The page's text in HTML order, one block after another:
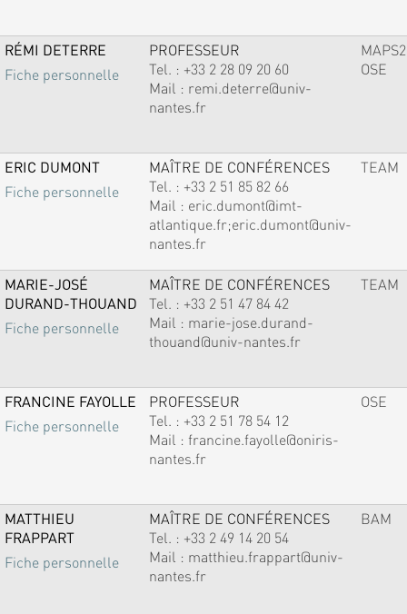
RÉMI DETERRE
Fiche personnelle
PROFESSEUR
Tel. : +33 2 28 09 20 60
Mail : remi.deterre@univ-
nantes.fr
MAPS2
OSE
ERIC DUMONT
Fiche personnelle
MAÎTRE DE CONFÉRENCES
Tel. : +33 2 51 85 82 66
Mail : eric.dumont@imt-
atlantique.fr;eric.dumont@univ-
nantes.fr
TEAM
MARIE-JOSÉ
DURAND-THOUAND
Fiche personnelle
MAÎTRE DE CONFÉRENCES
Tel. : +33 2 51 47 84 42
Mail : marie-jose.durand-
thouand@univ-nantes.fr
TEAM
FRANCINE FAYOLLE
Fiche personnelle
PROFESSEUR
Tel. : +33 2 51 78 54 12
Mail : francine.fayolle@oniris-
nantes.fr
OSE
MATTHIEU
FRAPPART
Fiche personnelle
MAÎTRE DE CONFÉRENCES
Tel. : +33 2 49 14 20 54
Mail : matthieu.frappart@univ-
nantes.fr
BAM